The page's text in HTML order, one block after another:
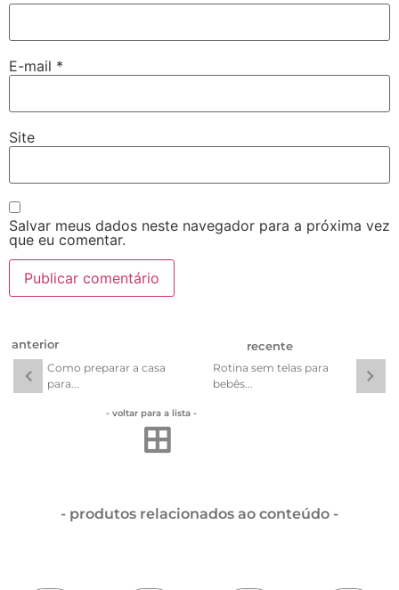
E-mail *
Site
Salvar meus dados neste navegador para a próxima vez
que eu comentar.
Como preparar a casa
para...
Rotina sem telas para
bebês...
- voltar para a lista -
anterior recente
- produtos relacionados ao conteúdo -